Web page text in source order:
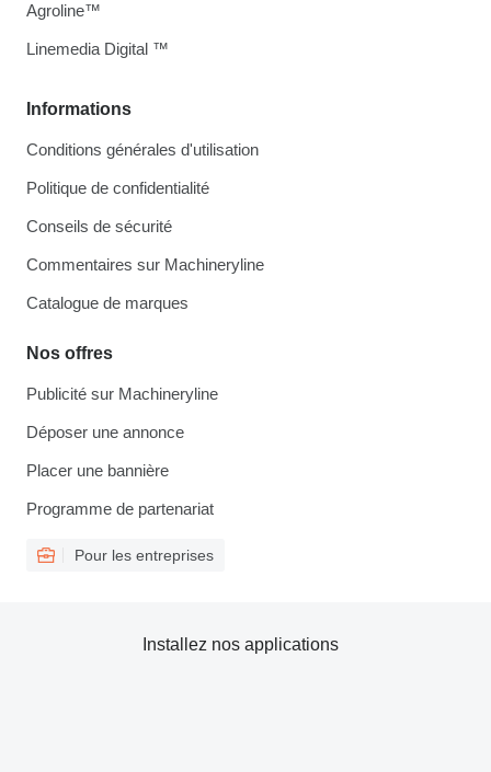
Informations
Conditions générales d'utilisation
Politique de confidentialité
Conseils de sécurité
Commentaires sur Machineryline
Catalogue de marques
Nos offres
Publicité sur Machineryline
Déposer une annonce
Placer une bannière
Programme de partenariat
Pour les entreprises
Agroline™
Linemedia Digital ™
Installez nos applications